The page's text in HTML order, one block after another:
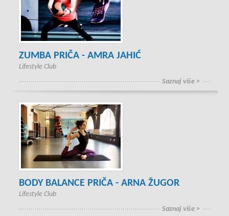
ZUMBA PRIČA - AMRA JAHIĆ
Lifestyle Club
Saznaj više >
BODY BALANCE PRIČA - ARNA ŽUGOR
Lifestyle Club
Saznaj više >